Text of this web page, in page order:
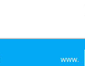
www.